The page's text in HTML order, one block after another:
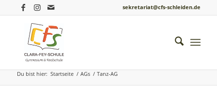
sekretariat@cfs-schleiden.de
Archiv für: Tanz-AG
Du bist hier: Startseite / AGs / Tanz-AG